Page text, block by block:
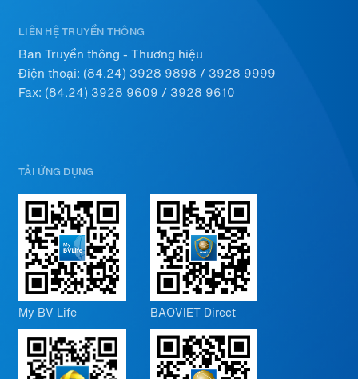
LIÊN HỆ TRUYỀN THÔNG
Ban Truyền thông - Thương hiệu
Điện thoại: (84.24) 3928 9898 / 3928 9999
Fax: (84.24) 3928 9609 / 3928 9610
TẢI ỨNG DỤNG
My BV Life BAOVIET Direct